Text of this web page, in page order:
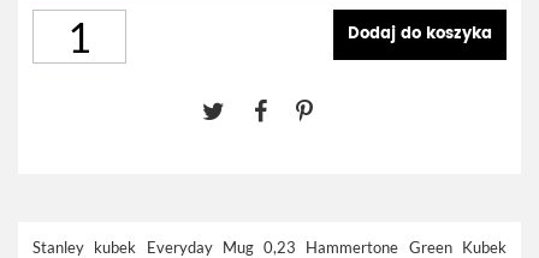
Dodaj do koszyka
Stanley kubek Everyday Mug 0,23 Hammertone Green Kubek